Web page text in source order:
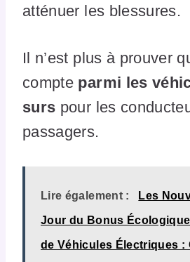
atténuer les blessures.
Il n’est plus à prouver
compte parmi les
surs pour les
passagers.
Lire également : Les
Jour du Bonus
de Véhicules Électriques :